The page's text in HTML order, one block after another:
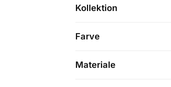
Kollektion
Farve
Materiale